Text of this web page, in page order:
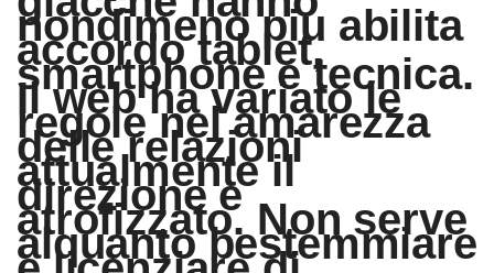
nondimeno piu abilita
accordo tablet,
smartphone e tecnica.
Il web ha variato le
regole nel amarezza
delle relazioni
attualmente il
direzione e
atrofizzato. Non serve
alquanto bestemmiare